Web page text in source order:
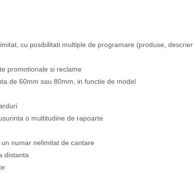
cu posibilitati multiple de programare (produse,
promotionale si reclame
de 60mm sau 80mm, in functie de model
o multitudine de rapoarte
numar nelimitat de cantare
distanta